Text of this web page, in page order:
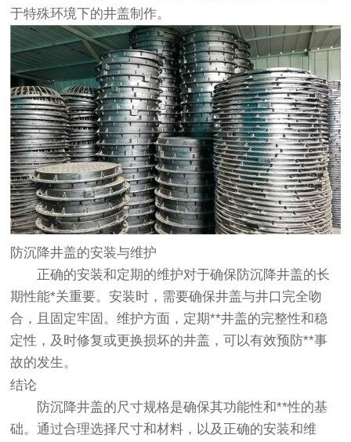
于特殊环境下的井盖制作。
防沉降井盖的安装与维护
正确的安装和定期的维护对于确保防沉降井盖的长
期性能*关重要。安装时，需要确保井盖与井口完全吻
合，且固定牢固。维护方面，定期**井盖的完整性和稳
定性，及时修复或更换损坏的井盖，可以有效预防**事
故的发生。
结论
防沉降井盖的尺寸规格是确保其功能性和**性的基
础。通过合理选择尺寸和材料，以及正确的安装和维